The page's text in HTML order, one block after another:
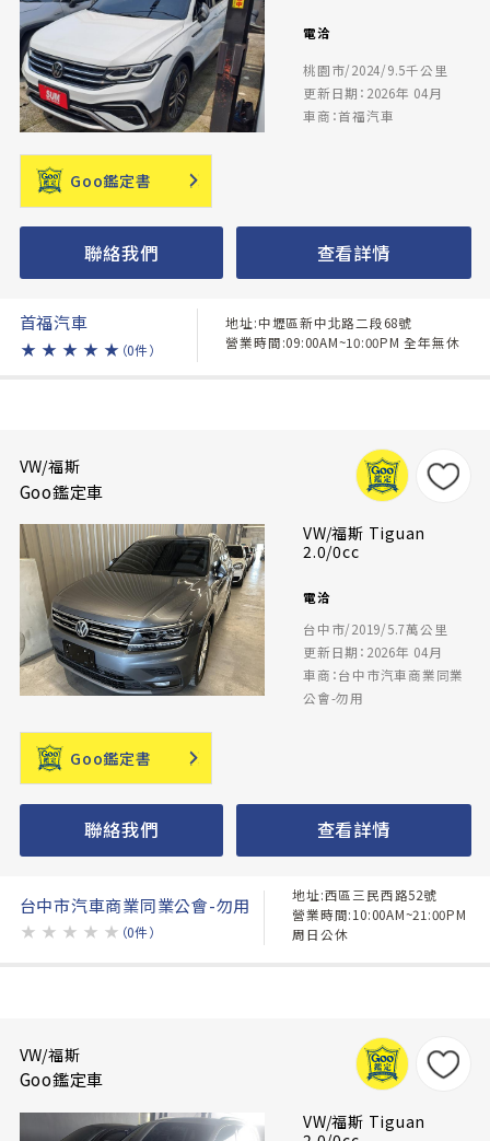
電洽
桃園市/2024/9.5千公里
更新日期：2026年 04月
車商：首福汽車
Goo鑑定書
聯絡我們 查看詳情
首福汽車
★ ★ ★ ★ ★ （0件）
地址:中壢區新中北路二段68號
營業時間:09:00AM~10:00PM 全年無休
VW/福斯
Goo鑑定車
VW/福斯 Tiguan
2.0/0cc
電洽
台中市/2019/5.7萬公里
更新日期：2026年 04月
車商：台中市汽車商業同業
公會-勿用
Goo鑑定書
聯絡我們 查看詳情
台中市汽車商業同業公會-勿用
★ ★ ★ ★ ★ （0件）
地址:西區三民西路52號
營業時間:10:00AM~21:00PM
周日公休
VW/福斯
Goo鑑定車
VW/福斯 Tiguan